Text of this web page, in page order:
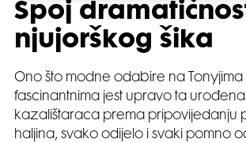
Spoj
njujorškog šika
Ono što modne odabire na Tonyjima
fascinantnima jest upravo ta urođena
kazalištaraca prema pripovijedanju
haljina, svako odijelo i svaki pomno